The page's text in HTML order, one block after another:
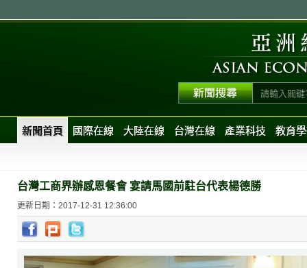
新聞首頁 國際在線 大陸在線 台灣在線 產業科技 教育
台灣工商界辦感恩餐會 宴請馬國前駐台代表楊德勝
更新日期：2017-12-31 12:36:00